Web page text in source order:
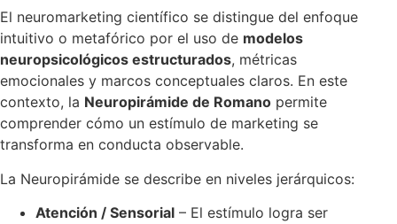
El neuromarketing científico se distingue del enfoque
intuitivo o metafórico por el uso de modelos
neuropsicológicos estructurados, métricas
emocionales y marcos conceptuales claros. En este
contexto, la Neuropirámide de Romano permite
comprender cómo un estímulo de marketing se
transforma en conducta observable.
La Neuropirámide se describe en niveles jerárquicos:
Atención / Sensorial – El estímulo logra ser